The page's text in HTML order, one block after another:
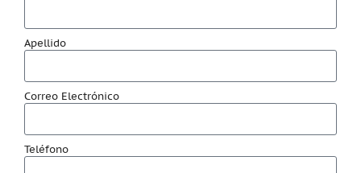
Apellido
Correo Electrónico
Teléfono